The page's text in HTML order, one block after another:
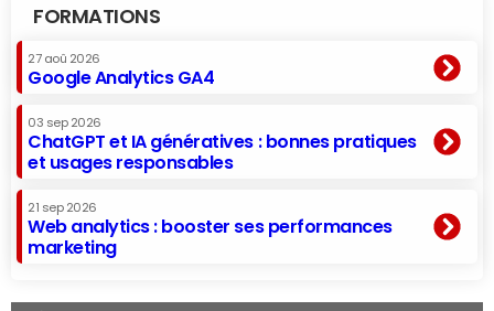
FORMATIONS
27 aoû 2026
Google Analytics GA4
03 sep 2026
ChatGPT et IA génératives : bonnes pratiques
et usages responsables
21 sep 2026
Web analytics : booster ses performances
marketing